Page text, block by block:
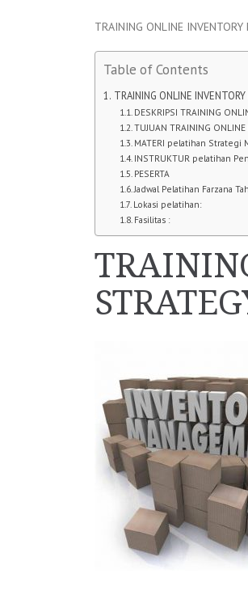
TRAINING ONLINE
Table of Contents
TRAINING ONLINE
DESKRIPSI TRAINING
TUJUAN TRAINING
MATERI pelatihan
INSTRUKTUR pelatihan
PESERTA
Jadwal Pelatihan Farzana
Lokasi pelatihan:
Fasilitas :